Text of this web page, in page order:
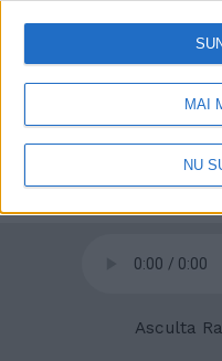
retrageți consimțământul în
și făcând clic pe butonul
paginii web.
MAI
NU
Asculta